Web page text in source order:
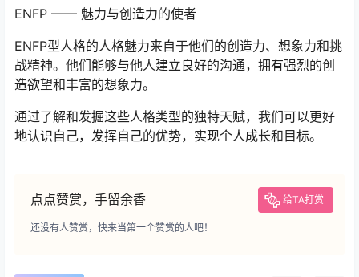
ENFP —— 魅力与创造力的使者
ENFP型人格的人格魅力来自于他们的创造力、想象力和挑
战精神。他们能够与他人建立良好的沟通，拥有强烈的创
造欲望和丰富的想象力。
通过了解和发掘这些人格类型的独特天赋，我们可以更好
地认识自己，发挥自己的优势，实现个人成长和目标。
点点赞赏，手留余香 给TA打赏
还没有人赞赏，快来当第一个赞赏的人吧！